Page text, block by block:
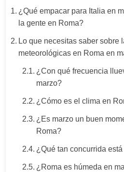
¿Qué empacar para Italia en
la gente en Roma?
Lo que necesitas saber sobre
meteorológicas en Roma en
¿Con qué frecuencia
marzo?
¿Cómo es el clima en
¿Es marzo un buen
Roma?
¿Qué tan concurrida
¿Roma es húmeda en